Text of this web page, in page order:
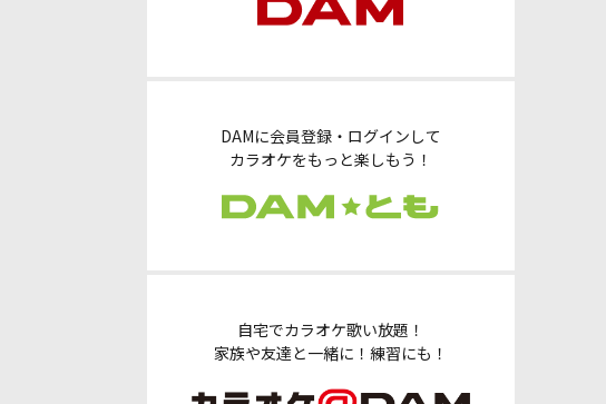
DAMに会員登録・ログインして
カラオケをもっと楽しもう！
自宅でカラオケ歌い放題！
家族や友達と一緒に！練習にも！